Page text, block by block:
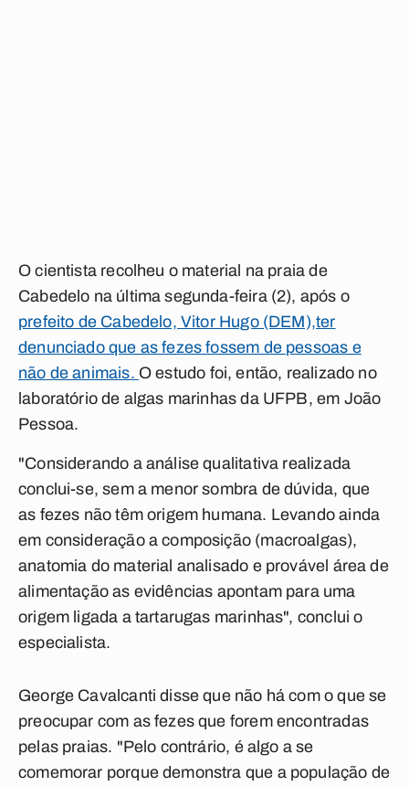
O cientista recolheu o material na praia de
Cabedelo na última segunda-feira (2), após o
prefeito de Cabedelo, Vitor Hugo (DEM),ter
denunciado que as fezes fossem de pessoas e
não de animais. O estudo foi, então, realizado no
laboratório de algas marinhas da UFPB, em João
Pessoa.
"Considerando a análise qualitativa realizada
conclui-se, sem a menor sombra de dúvida, que
as fezes não têm origem humana. Levando ainda
em consideração a composição (macroalgas),
anatomia do material analisado e provável área de
alimentação as evidências apontam para uma
origem ligada a tartarugas marinhas", conclui o
especialista.
George Cavalcanti disse que não há com o que se
preocupar com as fezes que forem encontradas
pelas praias. "Pelo contrário, é algo a se
comemorar porque demonstra que a população de